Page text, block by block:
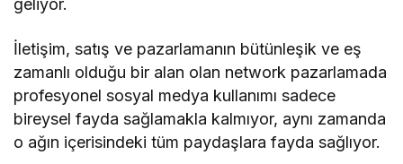
İletişim, satış ve pazarlamanın bütünleşik ve eş
zamanlı olduğu bir alan olan network pazarlamada
profesyonel sosyal medya kullanımı sadece
bireysel fayda sağlamakla kalmıyor, aynı zamanda
o ağın içerisindeki tüm paydaşlara fayda sağlıyor.